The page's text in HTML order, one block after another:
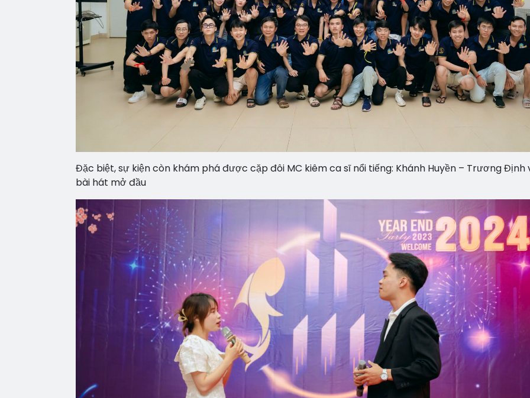
Đặc biệt, sự kiện còn khám phá được cặp đôi MC kiêm ca sĩ nổi tiếng: Khánh Huyền – Trương Định
bài hát mở đầu